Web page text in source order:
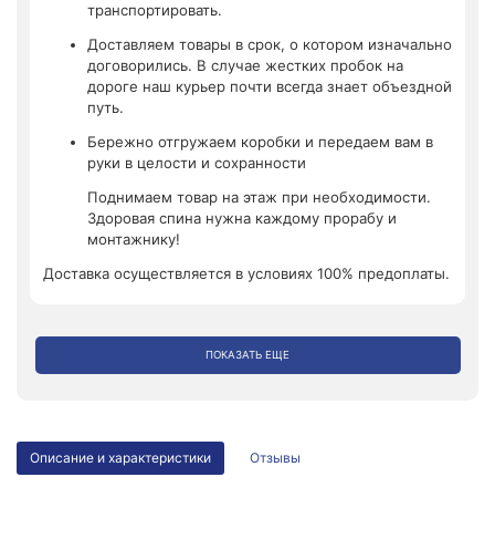
транспортировать.
Доставляем товары в срок, о котором изначально
договорились. В случае жестких пробок на
дороге наш курьер почти всегда знает объездной
путь.
Бережно отгружаем коробки и передаем вам в
руки в целости и сохранности
Поднимаем товар на этаж при необходимости.
Здоровая спина нужна каждому прорабу и
монтажнику!
Доставка осуществляется в условиях 100% предоплаты.
ПОКАЗАТЬ ЕЩЕ
Описание и характеристики Отзывы